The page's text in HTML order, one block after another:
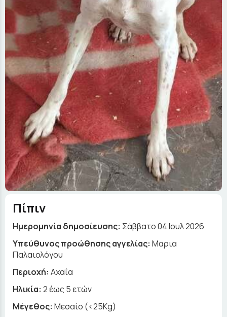
Πίπιν
Ημερομηνία δημοσίευσης: Σάββατο 04 Ιουλ 2026
Yπεύθυνος προώθησης αγγελίας: Μαρια
Παλαιολόγου
Περιοχή: Αχαΐα
Ηλικία: 2 έως 5 ετών
Μέγεθος: Μεσαίο (<25Kg)